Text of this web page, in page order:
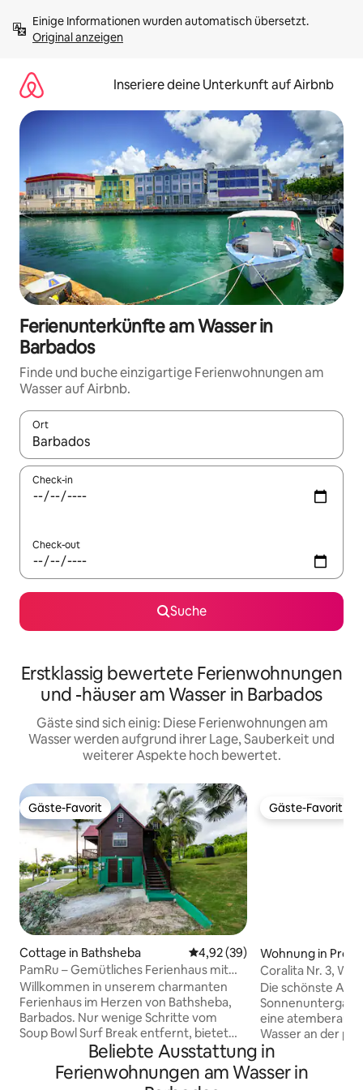
Inhalten
springenOriginal anzeigen
Inseriere deine Unterkunft auf Airbnb
Ferienunterkünfte am Wasser in
Barbados
Finde und buche einzigartige Ferienwohnungen am
Wasser auf Airbnb.
Ort
Wenn Ergebnisse verfügbar sind, navigiere mit den
Check-in
Check-out
Suche
Erstklassig bewertete Ferienwohnungen
und -häuser am Wasser in Barbados
Gäste sind sich einig: Diese Ferienwohnungen am
Wasser werden aufgrund ihrer Lage, Sauberkeit und
weiterer Aspekte hoch bewertet.
Gäste-Favorit
Gäste-Favorit
Cottage in Bathsheba Durchschnittliche Bewertung:
4,92 (39)
PamRu – Gemütliches Ferienhaus mit
atemberaubender Aussicht
Willkommen in unserem charmanten
Ferienhaus im Herzen von Bathsheba,
Barbados. Nur wenige Schritte vom
Soup Bowl Surf Break entfernt, bietet
unser Ferienhaus eine Mischung aus
rustikaler Ruhe und Küstenabenteuer.
Wache mit dem beruhigenden
Gäste-Favorit
Gäste-Favorit
Wohnung in
Coralita Nr. 3,
Sandy Lane
Die schönste
Sonnenuntergang der
eine
Wasser an der
Westküste von
von Ian Morrison
klassischen
Beliebte Ausstattung in
Ferienwohnungen am Wasser in